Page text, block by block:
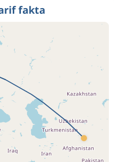
fakta